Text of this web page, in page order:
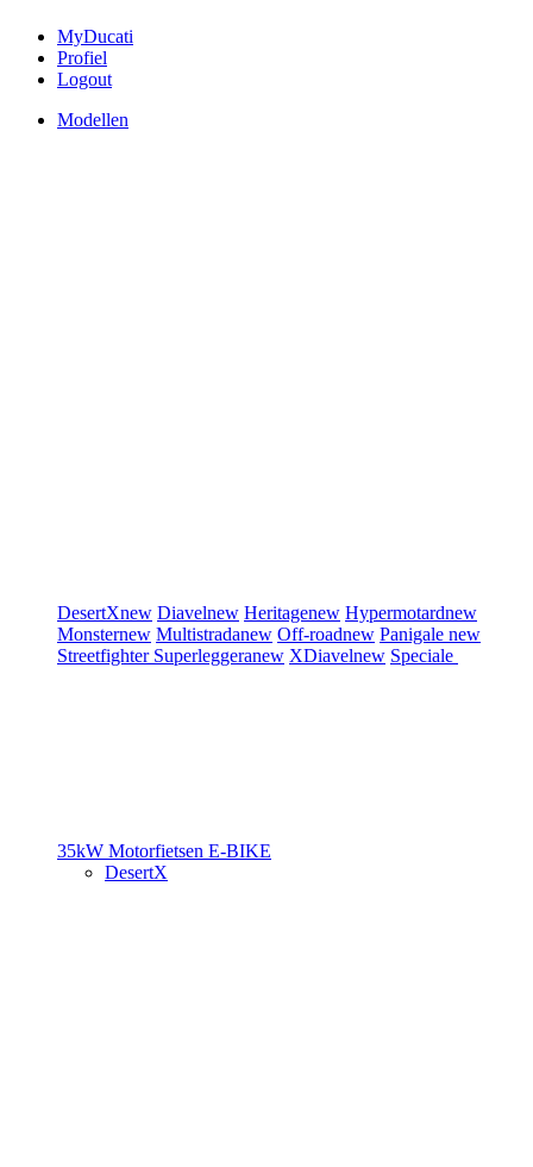
MyDucati
Profiel
Logout
Modellen
DesertXnew Diavelnew Heritagenew Hypermotardnew
Monsternew Multistradanew Off-roadnew Panigale new
Streetfighter Superleggeranew XDiavelnew Speciale
35kW Motorfietsen E-BIKE
DesertX